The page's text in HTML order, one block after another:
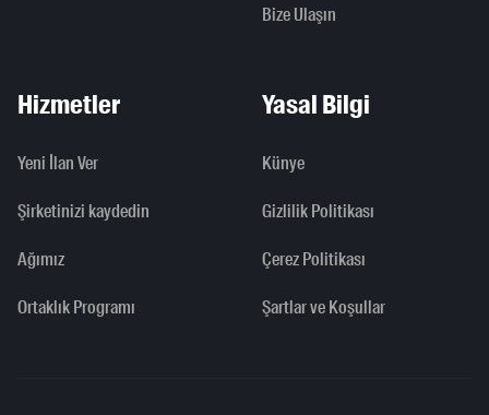
Bize Ulaşın
Hizmetler
Yeni İlan Ver
Şirketinizi kaydedin
Ağımız
Ortaklık Programı
Yasal Bilgi
Künye
Gizlilik Politikası
Çerez Politikası
Şartlar ve Koşullar